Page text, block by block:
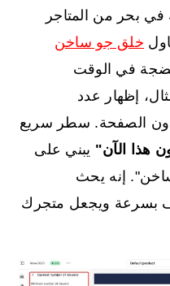
بحر من المتاجر
خلق جو ساخن
في الوقت
إظهار عدد
الصفحة. سطر سريع
يبني على
إنه يحث
بسرعة ويجعل متجرك